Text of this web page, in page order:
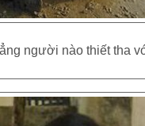
người nào thiết tha